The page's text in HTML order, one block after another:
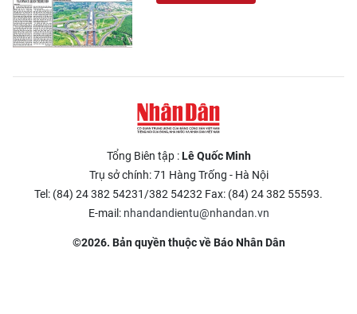
Tổng Biên tập :Lê Quốc Minh
Trụ sở chính: 71 Hàng Trống - Hà Nội
Tel: (84) 24 382 54231/382 54232 Fax: (84) 24 382 55593.
E-mail: nhandandientu@nhandan.vn
©2026. Bản quyền thuộc về Báo Nhân Dân